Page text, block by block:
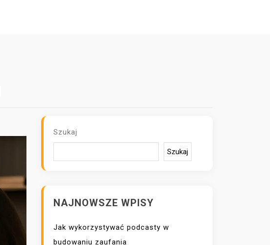
Szukaj
Szukaj
NAJNOWSZE WPISY
Jak wykorzystywać podcasty w
budowaniu zaufania